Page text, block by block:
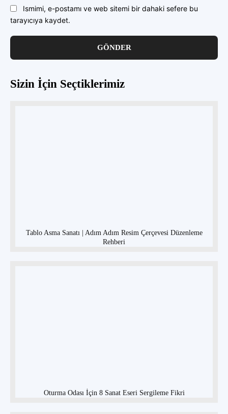
Ismimi, e-postamı ve web sitemi bir dahaki sefere bu
tarayıcıya kaydet.
Sizin İçin Seçtiklerimiz
Tablo Asma Sanatı | Adım Adım Resim Çerçevesi Düzenleme
Rehberi
Oturma Odası İçin 8 Sanat Eseri Sergileme Fikri